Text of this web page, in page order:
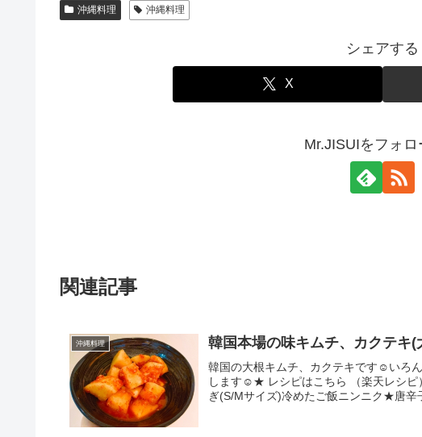
沖縄料理 沖縄料理
シェアする
X
Mr.JISUIをフォロ
関連記事
沖縄料理 韓国本場の味キムチ、カクテキ(
韓国の大根キムチ、カクテキです☺いろ
します☺★ レシピはこちら （楽天レシピ
ぎ(S/Mサイズ)冷めたご飯ニンニク★唐辛